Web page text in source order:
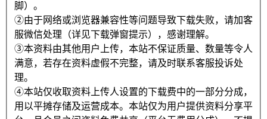
脚）。
②由于网络或浏览器兼容性等问题导致下载失败，请加客
服微信处理（详见下载弹窗提示），感谢理解。
③本资料由其他用户上传，本站不保证质量、数量等令人
满意，若存在资料虚假不完整，请及时联系客服投诉处
理。
④本站仅收取资料上传人设置的下载费中的一部分分成，
用以平摊存储及运营成本。本站仅为用户提供资料分享平